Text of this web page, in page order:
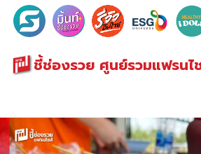
ชี้ช่องรวย ศูนย์รวมแฟรนไ
Search
for: